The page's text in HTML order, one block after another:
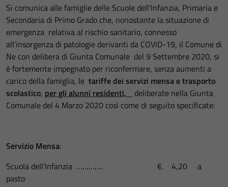
Si comunica alle famiglie delle Scuole dell'Infanzia, Primaria e
Secondaria di Primo Grado che, nonostante la situazione di
emergenza relativa al rischio sanitario, connesso
all’insorgenza di patologie derivanti da COVID-19, il Comune di
Ne con delibera di Giunta Comunale del 9 Settembre 2020, si
è fortemente impegnato per riconfermare, senza aumenti a
carico della famiglia, le tariffe dei servizi mensa e trasporto
scolastico, per gli alunni residenti,
deliberate nella Giunta
Comunale del 4 Marzo 2020 così come di seguito specificate:
Servizio Mensa:
Scuola dell'Infanzia …………. €. 4,20 a
pasto